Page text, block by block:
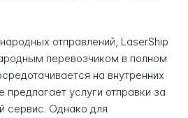
отправлений, LaserShip
перевозчиком в полном
на внутренних
услуги отправки за
сервис. Однако для